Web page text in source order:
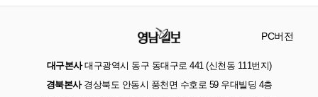
PC버전
대구본사대구광역시 동구 동대구로 441 (신천동 111번지)
경북본사경상북도 안동시 풍천면 수호로 59 우대빌딩 4층